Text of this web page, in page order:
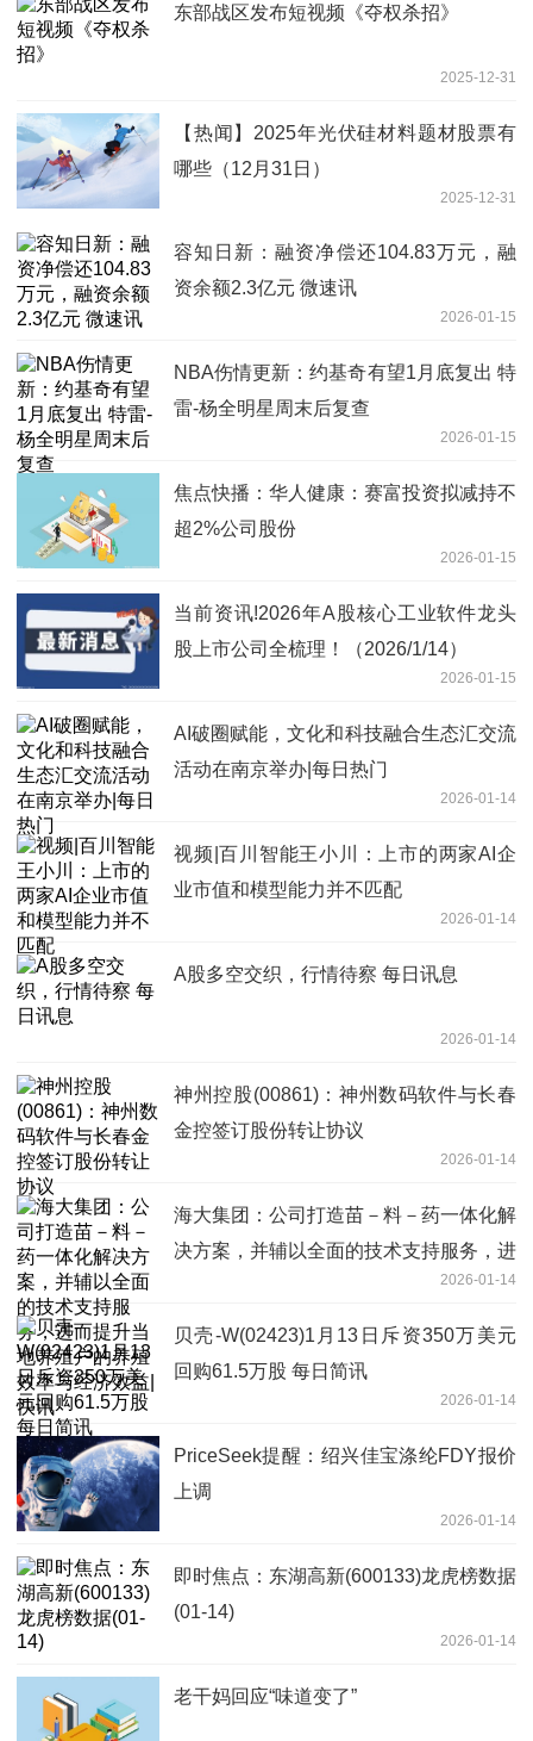
东部战区发布短视频《夺权杀招》
2025-12-31
【热闻】2025年光伏硅材料题材股票有
哪些（12月31日）
2025-12-31
容知日新：融资净偿还104.83万元，融
资余额2.3亿元 微速讯
2026-01-15
NBA伤情更新：约基奇有望1月底复出 特
雷-杨全明星周末后复查
2026-01-15
焦点快播：华人健康：赛富投资拟减持不
超2%公司股份
2026-01-15
当前资讯!2026年A股核心工业软件龙头
股上市公司全梳理！（2026/1/14）
2026-01-15
AI破圈赋能，文化和科技融合生态汇交流
活动在南京举办|每日热门
2026-01-14
视频|百川智能王小川：上市的两家AI企
业市值和模型能力并不匹配
2026-01-14
A股多空交织，行情待察 每日讯息
2026-01-14
神州控股(00861)：神州数码软件与长春
金控签订股份转让协议
2026-01-14
海大集团：公司打造苗－料－药一体化解
决方案，并辅以全面的技术支持服务，进
而提升当地养殖户的养殖效率与经济效
益|快讯
2026-01-14
贝壳-W(02423)1月13日斥资350万美元
回购61.5万股 每日简讯
2026-01-14
PriceSeek提醒：绍兴佳宝涤纶FDY报价
上调
2026-01-14
即时焦点：东湖高新(600133)龙虎榜数据
(01-14)
2026-01-14
老干妈回应“味道变了”